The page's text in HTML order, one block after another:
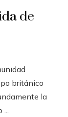
de
británico
la
...